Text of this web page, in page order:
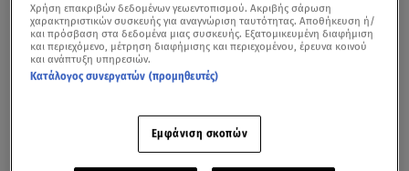
Χρήση επακριβών δεδομένων γεωεντοπισμού. Ακριβής σάρωση
χαρακτηριστικών συσκευής για αναγνώριση ταυτότητας. Αποθήκευση ή/
και πρόσβαση στα δεδομένα μιας συσκευής. Εξατομικευμένη διαφήμιση
και περιεχόμενο, μέτρηση διαφήμισης και περιεχομένου, έρευνα κοινού
και ανάπτυξη υπηρεσιών.
Κατάλογος συνεργατών (προμηθευτές)
Εμφάνιση σκοπών